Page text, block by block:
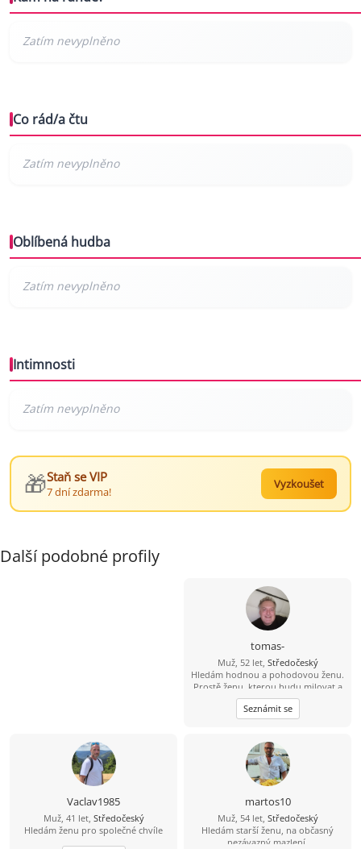
Co rád/a čtu
Oblíbená hudba
Intimnosti
🎁Staň se VIP
7 dní zdarma!
Vyzkoušet
Další podobné profily
tomas-
Muž, 52 let, Středočeský
Hledám hodnou a pohodovou ženu.
Prostě ženu, kterou budu milovat a
budu se na ní těšit.
Seznámit se
Vaclav1985
Muž, 41 let, Středočeský
Hledám ženu pro společné chvíle
martos10
Muž, 54 let, Středočeský
Hledám starší ženu, na občasný
nezávazný mazlení.